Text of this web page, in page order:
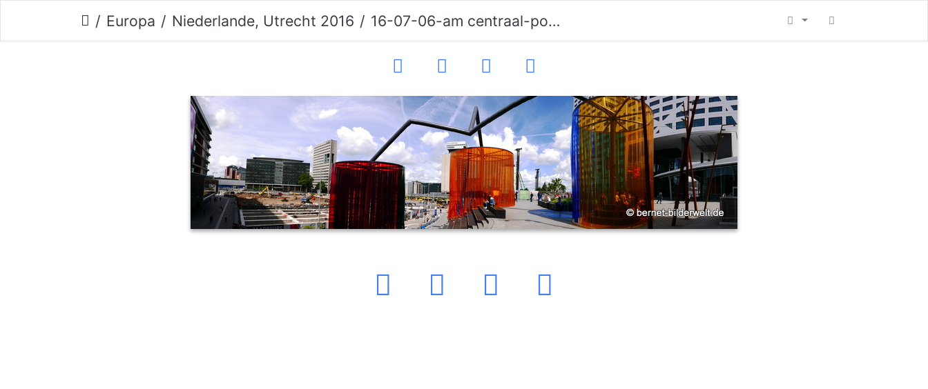
Europa Niederlande, Utrecht 2016 16-07-06-am centraal-polylesterkunst-021